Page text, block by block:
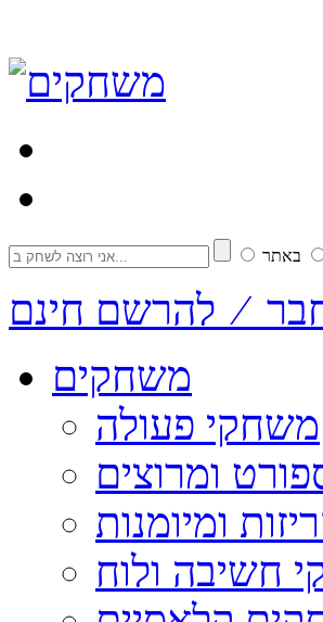
באתר
⁄ להרשם חינם
משחקים
משחקי פעולה
ומרוצים
ומיומנות
חשיבה ולוח